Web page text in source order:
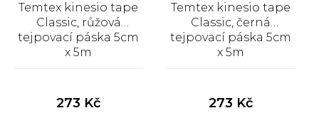
Temtex kinesio tape
Classic, růžová
tejpovací páska 5cm
x 5m
produktu
273 Kč
Temtex kinesio tape
Classic, černá
tejpovací páska 5cm
x 5m
produktu
273 Kč